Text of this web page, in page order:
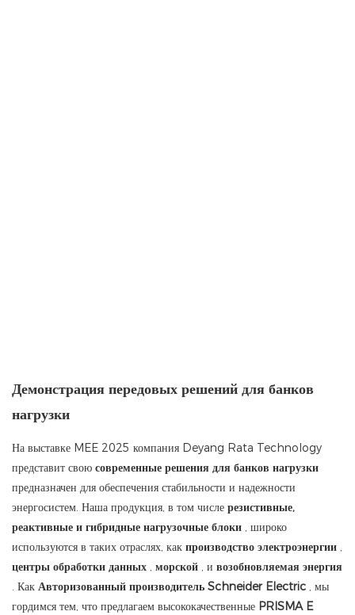
Демонстрация передовых решений для банков
нагрузки
На выставке MEE 2025 компания Deyang Rata Technology
представит свою современные решения для банков нагрузки
предназначен для обеспечения стабильности и надежности
энергосистем. Наша продукция, в том числе резистивные,
реактивные и гибридные нагрузочные блоки , широко
используются в таких отраслях, как производство электроэнергии ,
центры обработки данных , морской , и возобновляемая энергия
. Как Авторизованный производитель Schneider Electric , мы
гордимся тем, что предлагаем высококачественные PRISMA E